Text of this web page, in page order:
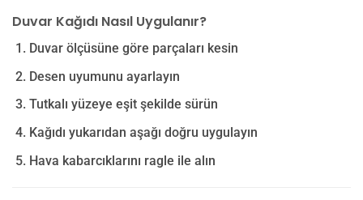
Duvar Kağıdı Nasıl Uygulanır?
Duvar ölçüsüne göre parçaları kesin
Desen uyumunu ayarlayın
Tutkalı yüzeye eşit şekilde sürün
Kağıdı yukarıdan aşağı doğru uygulayın
Hava kabarcıklarını ragle ile alın